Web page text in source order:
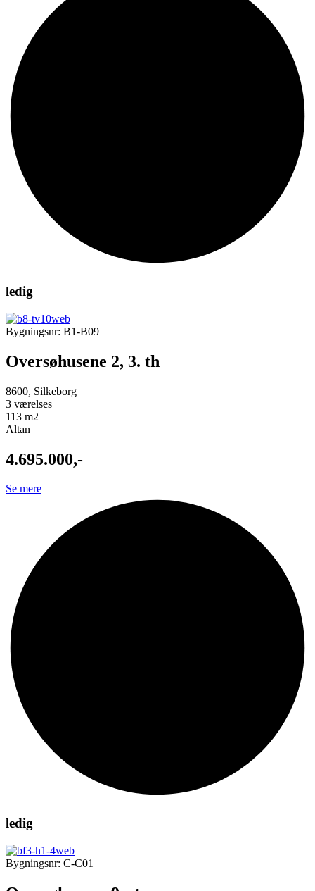
ledig
Bygningsnr: B1-B09
Oversøhusene 2, 3. th
8600, Silkeborg
3 værelses
113 m2
Altan
4.695.000,-
Se mere
ledig
Bygningsnr: C-C01